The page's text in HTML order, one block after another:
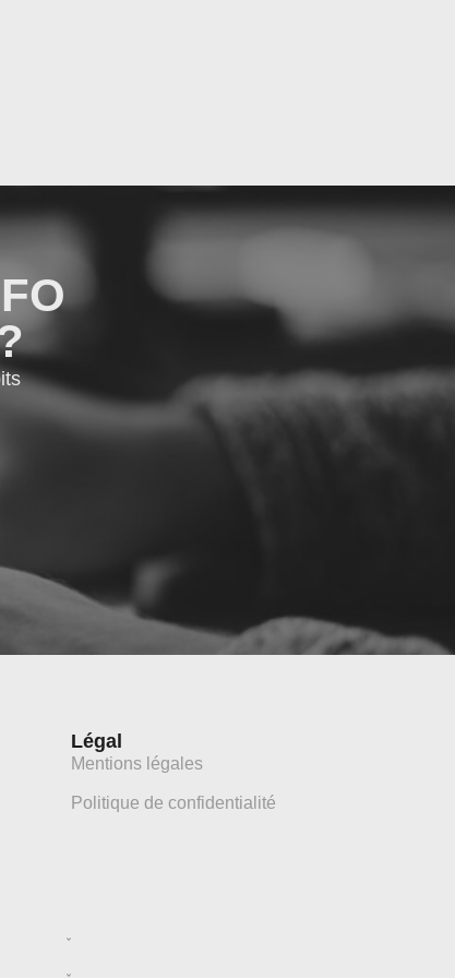
Légal
Mentions légales
Politique de confidentialité